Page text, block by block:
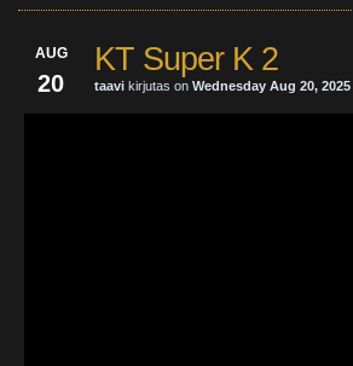
AUG
20
KT Super K 2
taavi kirjutas on Wednesday Aug 20, 2025